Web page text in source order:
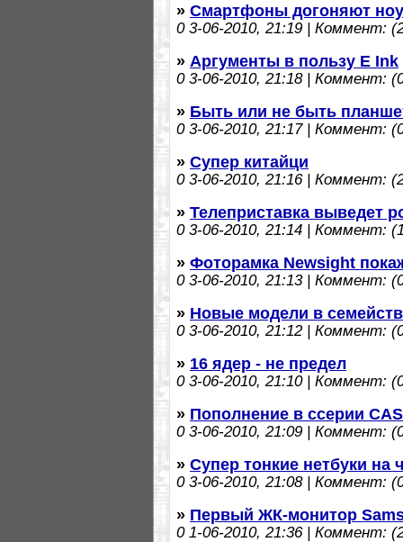
» Смартфоны догоняют
03-06-2010, 21:19 | Коммент:
» Аргументы в пользу E Ink
03-06-2010, 21:18 | Коммент:
» Быть или не быть
03-06-2010, 21:17 | Коммент:
» Супер китайци
03-06-2010, 21:16 | Коммент:
» Телеприставка выведет
03-06-2010, 21:14 | Коммент:
» Фоторамка Newsight
03-06-2010, 21:13 | Коммент:
» Новые модели в
03-06-2010, 21:12 | Коммент:
» 16 ядер - не предел
03-06-2010, 21:10 | Коммент:
» Пополнение в ссерии
03-06-2010, 21:09 | Коммент:
» Супер тонкие нетбуки на
03-06-2010, 21:08 | Коммент:
» Первый ЖК-монитор
01-06-2010, 21:36 | Коммент: